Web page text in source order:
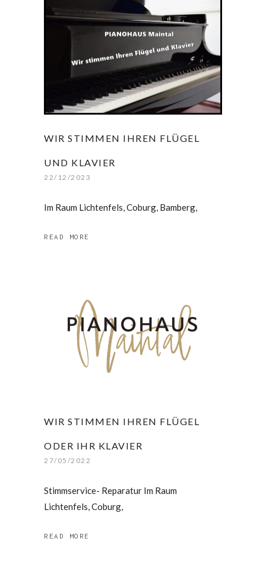
WIR STIMMEN IHREN FLÜGEL
UND KLAVIER
22/12/2023
Im Raum Lichtenfels, Coburg, Bamberg,
READ MORE
WIR STIMMEN IHREN FLÜGEL
ODER IHR KLAVIER
27/05/2022
Stimmservice- Reparatur Im Raum
Lichtenfels, Coburg,
READ MORE